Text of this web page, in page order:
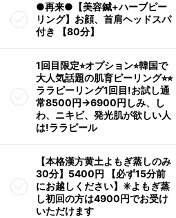
●再来●【美容鍼+ハーブピー
リング】お顔、首肩ヘッドスパ
付き 【80分】
1回目限定⭐︎オプション⭐︎韓国で
大人気話題の肌育ピーリング⭐︎⭐︎
ララピーリング1回目!お試し通
常8500円→6900円しみ、し
わ、ニキビ、発光肌が欲しい人
は!ララピール
【本格漢方黄土よもぎ蒸しのみ
30分】5400円 【必ず15分前
にお越しください】✳︎よもぎ蒸
し初回の方は4900円でお受け
いただけます